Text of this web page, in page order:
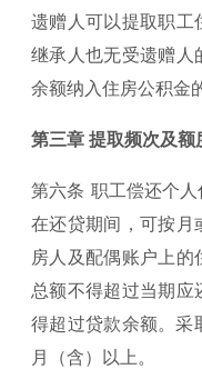
遗赠人可以提取职工
继承人也无受遗赠人
余额纳入住房公积金
第三章 提取频次及额
第六条 职工偿还个人
在还贷期间，可按月
房人及配偶账户上
总额不得超过当期应
得超过贷款余额。采
月（含）以上。